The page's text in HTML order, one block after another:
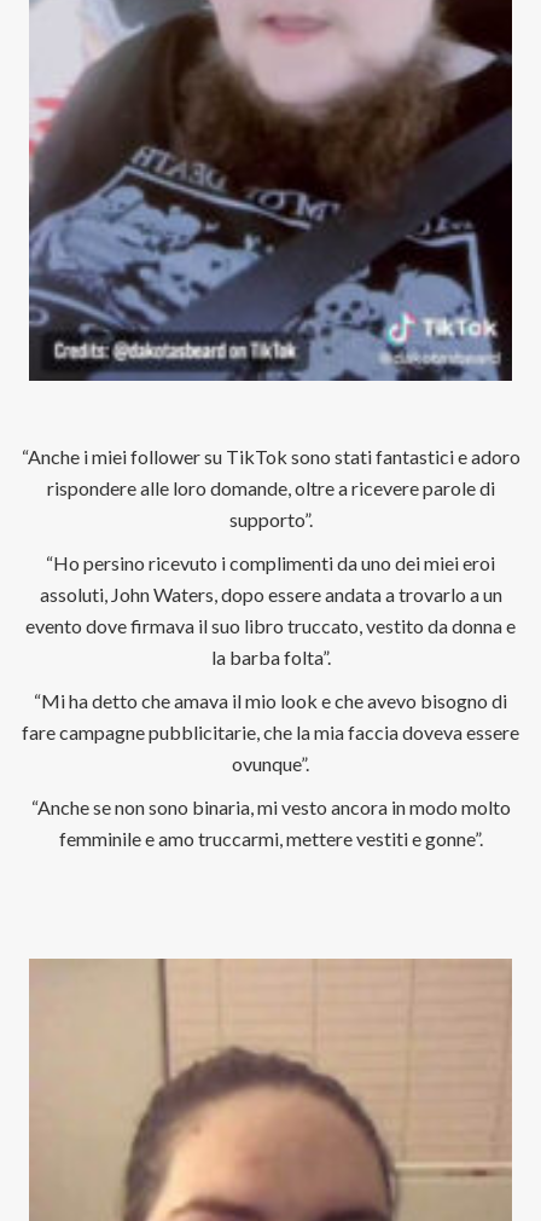
“Anche i miei follower su TikTok sono stati fantastici e adoro
rispondere alle loro domande, oltre a ricevere parole di
supporto”.
“Ho persino ricevuto i complimenti da uno dei miei eroi
assoluti, John Waters, dopo essere andata a trovarlo a un
evento dove firmava il suo libro truccato, vestito da donna e
la barba folta”.
“Mi ha detto che amava il mio look e che avevo bisogno di
fare campagne pubblicitarie, che la mia faccia doveva essere
ovunque”.
“Anche se non sono binaria, mi vesto ancora in modo molto
femminile e amo truccarmi, mettere vestiti e gonne”.